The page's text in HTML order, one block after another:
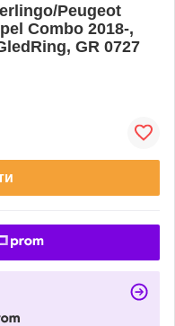
Peugeot
Combo 2018-,
GR 0727